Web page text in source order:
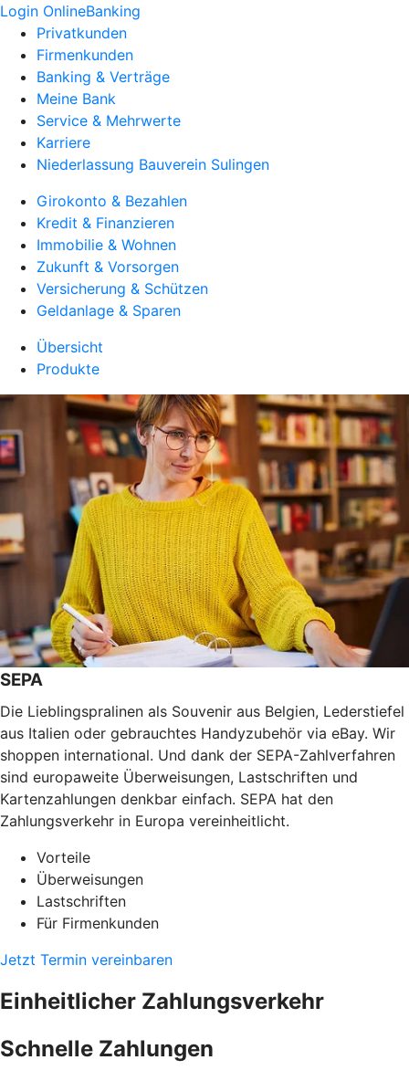
Login OnlineBanking
Privatkunden
Firmenkunden
Banking & Verträge
Meine Bank
Service & Mehrwerte
Karriere
Niederlassung Bauverein Sulingen
Girokonto & Bezahlen
Kredit & Finanzieren
Immobilie & Wohnen
Zukunft & Vorsorgen
Versicherung & Schützen
Geldanlage & Sparen
Übersicht
Produkte
SEPA
Die Lieblingspralinen als Souvenir aus Belgien, Lederstiefel
aus Italien oder gebrauchtes Handyzubehör via eBay. Wir
shoppen international. Und dank der SEPA-Zahlverfahren
sind europaweite Überweisungen, Lastschriften und
Kartenzahlungen denkbar einfach. SEPA hat den
Zahlungsverkehr in Europa vereinheitlicht.
Vorteile
Überweisungen
Lastschriften
Für Firmenkunden
Jetzt Termin vereinbaren
Einheitlicher Zahlungsverkehr
Schnelle Zahlungen